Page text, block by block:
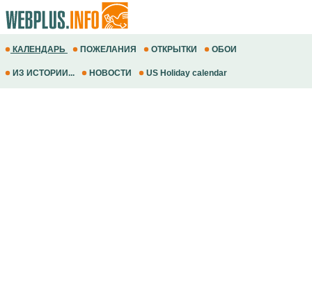
КАЛЕНДАРЬ ПОЖЕЛАНИЯ ОТКРЫТКИ ОБОИ
ИЗ ИСТОРИИ... НОВОСТИ US Holiday calendar